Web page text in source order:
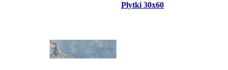
Płytki 30x60